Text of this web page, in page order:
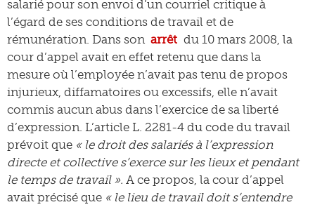
salarié pour son envoi d’un courriel critique à
l’égard de ses conditions de travail et de
rémunération. Dans son arrêt du 10 mars 2008, la
cour d’appel avait en effet retenu que dans la
mesure où l’employée n’avait pas tenu de propos
injurieux, diffamatoires ou excessifs, elle n’avait
commis aucun abus dans l’exercice de sa liberté
d’expression. L’article L. 2281-4 du code du travail
prévoit que « le droit des salariés à l’expression
directe et collective s’exerce sur les lieux et pendant
le temps de travail ». A ce propos, la cour d’appel
avait précisé que « le lieu de travail doit s’entendre